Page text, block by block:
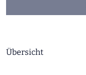
Übersicht